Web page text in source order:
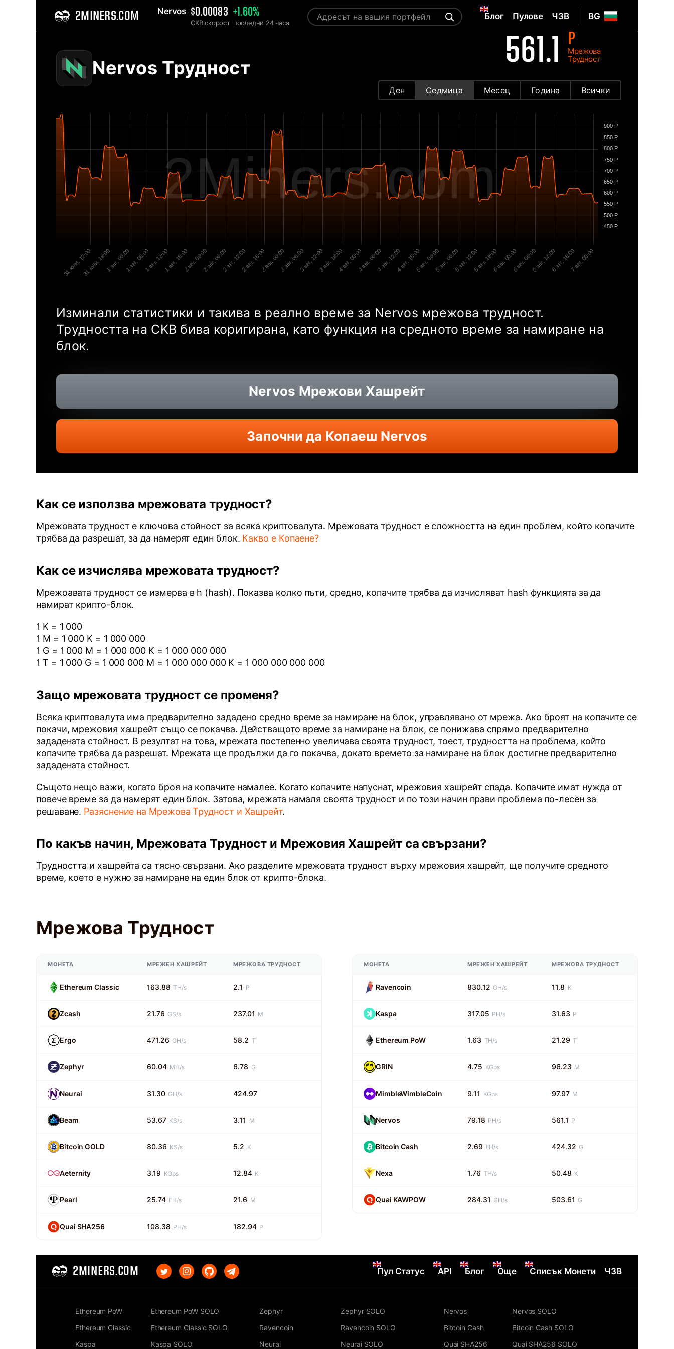
2MINERS.COM Nervos $0.00083
CKB скорост
+1.60%
последни 24 часа
BG
Блог Пулове ЧЗВ
Nervos Трудност 561.1 P
Мрежова
Трудност
Ден Седмица Месец Година Всички
2Miners.com
31 юли, 12:0031 юли, 18:001 авг, 00:001 авг, 06:001 авг, 12:001 авг, 18:002 авг, 00:002 авг, 06:002 авг, 12:002 авг, 18:003 авг, 00:003 авг, 06:003 авг, 12:003 авг, 18:004 авг, 00:004 авг, 06:004 авг, 12:004 авг, 18:005 авг, 00:005 авг, 06:005 авг, 12:005 авг, 18:006 авг, 00:006 авг, 06:006 авг, 12:006 авг, 18:007 авг, 00:00
450 P
500 P
550 P
600 P
650 P
700 P
750 P
800 P
850 P
900 P
Изминали статистики и такива в реално време за Nervos мрежова трудност.
Трудността на CKB бива коригирана, като функция на средното време за намиране на
блок.
Nervos Мрежови Хашрейт
Започни да Копаеш Nervos
Как се използва мрежовата трудност?
Мрежовата трудност е ключова стойност за всяка криптовалута. Мрежовата трудност е сложността на един проблем, който копачите
трябва да разрешат, за да намерят един блок. Какво е Копаене?
Как се изчислява мрежовата трудност?
Мрежоавата трудност се измерва в h (hash). Показва колко пъти, средно, копачите трябва да изчисляват hash функцията за да
намират крипто-блок.
1 K = 1 000
1 M = 1 000 K = 1 000 000
1 G = 1 000 M = 1 000 000 K = 1 000 000 000
1 T = 1 000 G = 1 000 000 M = 1 000 000 000 K = 1 000 000 000 000
Защо мрежовата трудност се променя?
Всяка криптовалута има предварително зададено средно време за намиране на блок, управлявано от мрежа. Ако броят на копачите се
покачи, мрежовия хашрейт също се покачва. Действащото време за намиране на блок, се понижава спрямо предварително
зададената стойност. В резултат на това, мрежата постепенно увеличава своята трудност, тоест, трудността на проблема, който
копачите трябва да разрешат. Мрежата ще продължи да го покачва, докато времето за намиране на блок достигне предварително
зададената стойност.
Същото нещо важи, когато броя на копачите намалее. Когато копачите напуснат, мрежовия хашрейт спада. Копачите имат нужда от
повече време за да намерят един блок. Затова, мрежата намаля своята трудност и по този начин прави проблема по-лесен за
решаване. Разяснение на Мрежова Трудност и Хашрейт.
По какъв начин, Мрежовата Трудност и Мрежовия Хашрейт са свързани?
Трудността и хашрейта са тясно свързани. Ако разделите мрежовата трудност върху мрежовия хашрейт, ще получите средното
време, което е нужно за намиране на един блок от крипто-блока.
Мрежова Трудност
МОНЕТА МРЕЖЕН ХАШРЕЙТ МРЕЖОВА ТРУДНОСТ
Ethereum Classic 163.88 TH/s 2.1 P
Zcash 21.76 GS/s 237.01 M
Ergo 471.26 GH/s 58.2 T
Zephyr 60.04 MH/s 6.78 G
Neurai 31.30 GH/s 424.97
Beam 53.67 KS/s 3.11 M
Bitcoin GOLD 80.36 KS/s 5.2 K
Aeternity 3.19 KGps 12.84 K
Pearl 25.74 EH/s 21.6 M
Quai SHA256 108.38 PH/s 182.94 P
МОНЕТА МРЕЖЕН ХАШРЕЙТ МРЕЖОВА ТРУДНОСТ
Ravencoin 830.12 GH/s 11.8 K
Kaspa 317.05 PH/s 31.63 P
Ethereum PoW 1.63 TH/s 21.29 T
GRIN 4.75 KGps 96.23 M
MimbleWimbleCoin 9.11 KGps 97.97 M
Nervos 79.18 PH/s 561.1 P
Bitcoin Cash 2.69 EH/s 424.32 G
Nexa 1.76 TH/s 50.48 K
Quai KAWPOW 284.31 GH/s 503.61 G
2MINERS.COM Пул Статус API Блог Още Списък Монети ЧЗВ
Ethereum PoW
Ethereum Classic
Kaspa
Ethereum PoW SOLO
Ethereum Classic SOLO
Kaspa SOLO
Zephyr
Ravencoin
Neurai
Zephyr SOLO
Ravencoin SOLO
Neurai SOLO
Nervos
Bitcoin Cash
Quai SHA256
Nervos SOLO
Bitcoin Cash SOLO
Quai SHA256 SOLO